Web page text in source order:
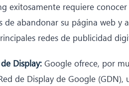
exitosamente requiere
de abandonar su página web y
redes de publicidad
Display: Google ofrece, por
de Display de Google